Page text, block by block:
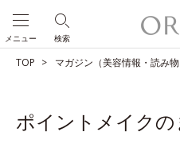
検索
メニュー
TOP マガジン（美容情報・読み物
ポイントメイク